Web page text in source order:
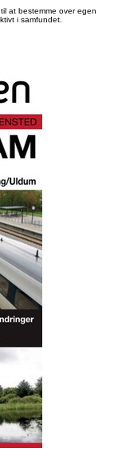
at bestemme over egen
i samfundet.